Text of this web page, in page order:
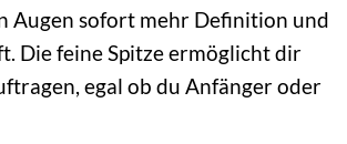
Augen sofort mehr Definition und
Die feine Spitze ermöglicht dir
egal ob du Anfänger oder